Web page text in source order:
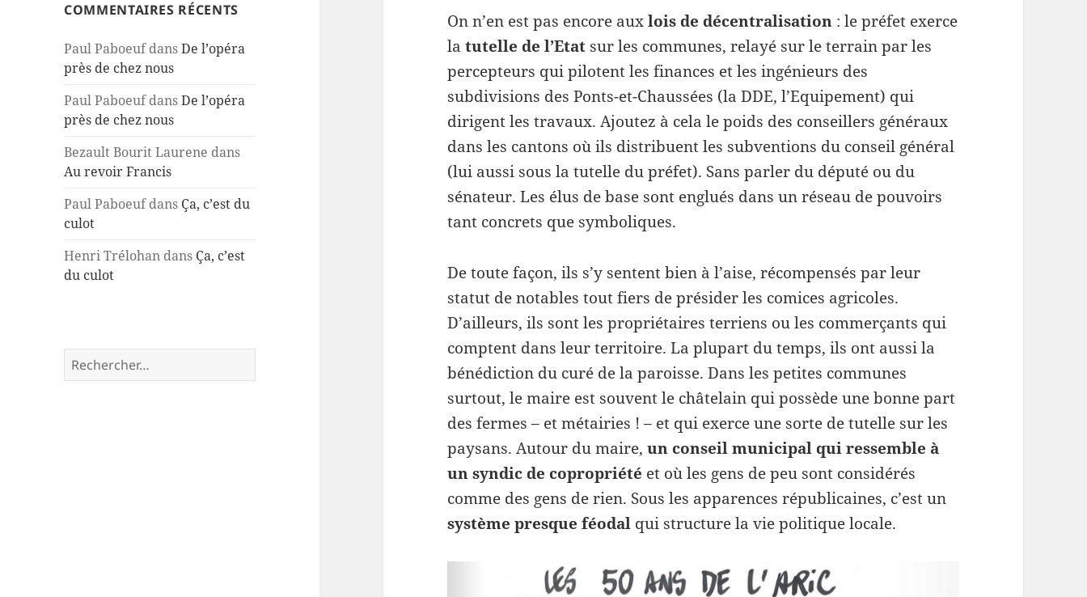
COMMENTAIRES RÉCENTS
Paul PaboeufdansDe l’opéra
près de chez nous
Paul PaboeufdansDe l’opéra
près de chez nous
Bezault Bourit Laurene dans
Au revoir Francis
Paul Paboeufdans Ça, c’est du
culot
Henri Trélohan dans Ça, c’est
du culot
Rechercher :
On n’en est pas encore auxlois de décentralisation : le préfet exerce
latutelle de l’Etat sur les communes, relayé sur le terrain par les
percepteurs qui pilotent les finances et les ingénieurs des
subdivisions des Ponts-et-Chaussées (la DDE, l’Equipement) qui
dirigent les travaux. Ajoutez à cela le poids des conseillers généraux
dans les cantons où ils distribuent les subventions du conseil général
(lui aussi sous la tutelle du préfet). Sans parler du député ou du
sénateur. Les élus de base sont englués dans un réseau de pouvoirs
tant concrets que symboliques.
De toute façon, ils s’y sentent bien à l’aise, récompensés par leur
statut de notables tout fiers de présider les comices agricoles.
D’ailleurs, ils sont les propriétaires terriens ou les commerçants qui
comptent dans leur territoire. La plupart du temps, ils ont aussi la
bénédiction du curé de la paroisse. Dans les petites communes
surtout, le maire est souvent le châtelain qui possède une bonne part
des fermes – et métairies ! – et qui exerce une sorte de tutelle sur les
paysans. Autour du maire,un conseil municipal qui ressemble à
un syndic de copropriété et où les gens de peu sont considérés
comme des gens de rien. Sous les apparences républicaines, c’est un
système presque féodal qui structure la vie politique locale.